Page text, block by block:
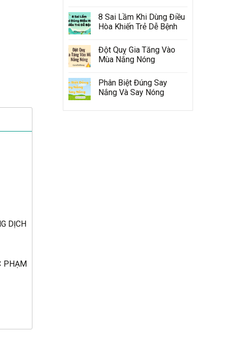
DỊCH
PHẠM
8 Sai Lầm Khi Dùng Điều
Hòa Khiến Trẻ Dễ Bệnh
Đột Quỵ Gia Tăng Vào
Mùa Nắng Nóng
Phân Biệt Đúng Say
Nắng Và Say Nóng